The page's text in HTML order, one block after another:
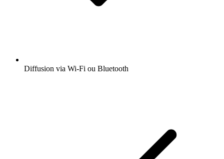
Diffusion via Wi-Fi ou Bluetooth